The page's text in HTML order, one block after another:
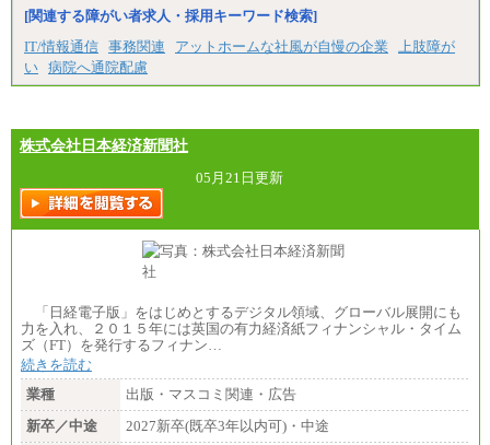
[関連する障がい者求人・採用キーワード検索]
IT/情報通信 事務関連 アットホームな社風が自慢の企業
上肢障が
い 病院へ通院配慮
株式会社日本経済新聞社
05月21日更新
「日経電子版」をはじめとするデジタル領域、グローバル展開にも
力を入れ、２０１５年には英国の有力経済紙フィナンシャル・タイム
ズ（FT）を発行するフィナン…
続きを読む
業種
出版・マスコミ関連・広告
新卒／中途
2027新卒(既卒3年以内可)・中途